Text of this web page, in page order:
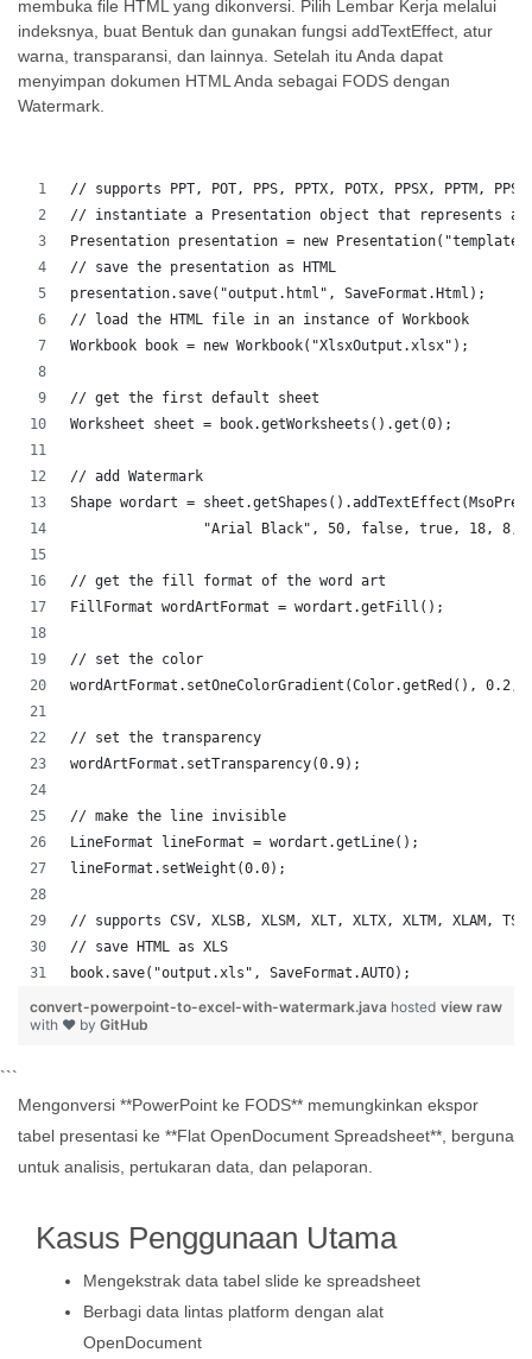
membuka file HTML yang dikonversi. Pilih Lembar Kerja melalui
indeksnya, buat Bentuk dan gunakan fungsi addTextEffect, atur
warna, transparansi, dan lainnya. Setelah itu Anda dapat
menyimpan dokumen HTML Anda sebagai FODS dengan
Watermark.
// supports PPT, POT, PPS, PPTX, POTX, PPSX, PPTM,
// instantiate a Presentation object that represents a
Presentation presentation = new
// save the presentation as HTML
presentation.save("output.html", SaveFormat.Html);
// load the HTML file in an instance of Workbook
Workbook book = new Workbook("XlsxOutput.xlsx");
// get the first default sheet
Worksheet sheet = book.getWorksheets().get(0);
// add Watermark
Shape wordart =
"Arial Black", 50, false, true, 18, 8,
// get the fill format of the word art
FillFormat wordArtFormat = wordart.getFill();
// set the color
wordArtFormat.setOneColorGradient(Color.getRed(), 0.2,
// set the transparency
wordArtFormat.setTransparency(0.9);
// make the line invisible
LineFormat lineFormat = wordart.getLine();
lineFormat.setWeight(0.0);
// supports CSV, XLSB, XLSM, XLT, XLTX, XLTM, XLAM,
// save HTML as XLS
book.save("output.xls", SaveFormat.AUTO);
view raw
convert-powerpoint-to-excel-with-watermark.java hosted
with ❤ by GitHub
```
Mengonversi **PowerPoint ke FODS** memungkinkan ekspor
tabel presentasi ke **Flat OpenDocument Spreadsheet**, berguna
untuk analisis, pertukaran data, dan pelaporan.
Kasus Penggunaan Utama
Mengekstrak data tabel slide ke spreadsheet
Berbagi data lintas platform dengan alat
OpenDocument